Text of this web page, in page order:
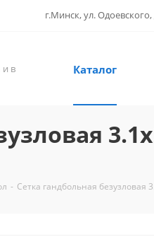
г.Минск, ул.
и в
Каталог
- Сетка гандбольная безузловая